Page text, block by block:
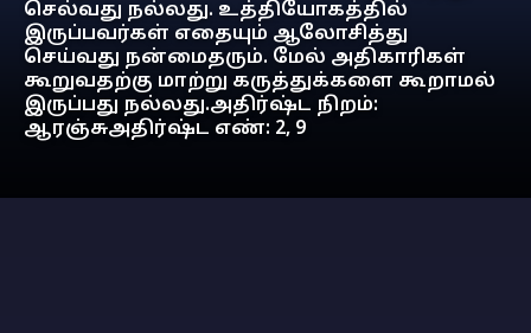
செல்வது நல்லது. உத்தியோகத்தில்
இருப்பவர்கள் எதையும் ஆலோசித்து
செய்வது நன்மைதரும். மேல் அதிகாரிகள்
கூறுவதற்கு மாற்று கருத்துக்களை கூறாமல்
இருப்பது நல்லது.அதிர்ஷ்ட நிறம்:
ஆரஞ்சுஅதிர்ஷ்ட எண்: 2, 9